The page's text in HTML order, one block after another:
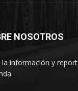
NOSOTROS
la información y